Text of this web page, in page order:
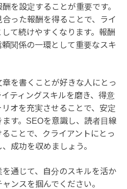
を設定することが重要です。
った報酬を得ることで、ライ
て続けやすくなります。報酬
関係の一環として重要なスキ
を書くことが好きな人にとっ
ティングスキルを磨き、得意
オを充実させることで、安定
す。SEOを意識し、読者目線
ことで、クライアントにとっ
成功を収めましょう。
通じて、自分のスキルを活か
ンスを掴んでください。